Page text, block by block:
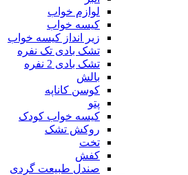
لوازم خواب
کیسه خواب
زیر انداز کیسه خواب
تشک بادی تک نفره
تشک بادی 2 نفره
بالش
کوسن کاناپه
پتو
کیسه خواب کودک
روکش تشک
تخت
کفش
صندل طبیعت گردی